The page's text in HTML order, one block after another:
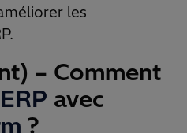
les
– Comment
avec
?